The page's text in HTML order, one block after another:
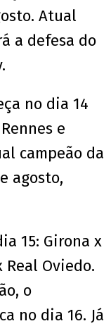
Atual
a defesa do
no dia 14
e
campeão da
agosto,
15: Girona x
Real Oviedo.
o
no dia 16. Já